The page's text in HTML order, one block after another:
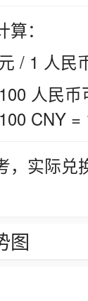
：
/ 1 人民
人民
CNY =
，实际
图